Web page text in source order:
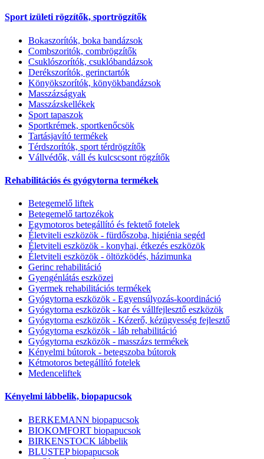
Sport izületi rögzítők, sportrögzítők
Bokaszorítók, boka bandázsok
Combszoritók, combrögzítők
Csuklószorítók, csuklóbandázsok
Derékszorítók, gerinctartók
Könyökszorítók, könyökbandázsok
Masszázságyak
Masszázskellékek
Sport tapaszok
Sportkrémek, sportkenőcsök
Tartásjavító termékek
Térdszorítók, sport térdrögzítők
Vállvédők, váll és kulcscsont rögzítők
Rehabilitációs és gyógytorna termékek
Betegemelő liftek
Betegemelő tartozékok
Egymotoros betegállító és fektető fotelek
Életviteli eszközök - fürdőszoba, higiénia segéd
Életviteli eszközök - konyhai, étkezés eszközök
Életviteli eszközök - öltözködés, házimunka
Gerinc rehabilitáció
Gyengénlátás eszközei
Gyermek rehabilitációs termékek
Gyógytorna eszközök - Egyensúlyozás-koordináció
Gyógytorna eszközök - kar és vállfejlesztő eszközök
Gyógytorna eszközök - Kézerő, kézügyesség fejlesztő
Gyógytorna eszközök - láb rehabilitáció
Gyógytorna eszközök - masszázs termékek
Kényelmi bútorok - betegszoba bútorok
Kétmotoros betegállító fotelek
Medenceliftek
Kényelmi lábbelik, biopapucsok
BERKEMANN biopapucsok
BIOKOMFORT biopapucsok
BIRKENSTOCK lábbelik
BLUSTEP biopapucsok